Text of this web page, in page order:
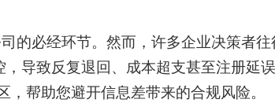
的必经环节。然而，许多企业决策者往
导致反复退回、成本超支甚至注册延
帮助您避开信息差带来的合规风险。